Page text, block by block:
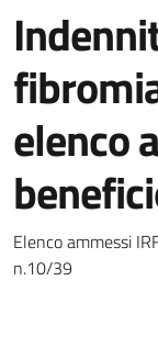
elenco
Dettagli
Elenco ammessi
n.10/39